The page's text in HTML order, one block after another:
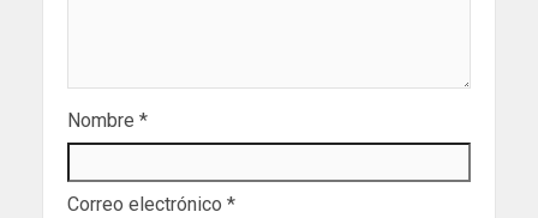
Nombre *
Correo electrónico *